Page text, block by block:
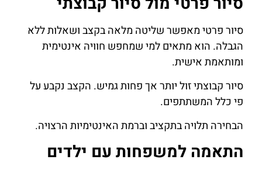
סיור פרטי מאפשר שליטה מלאה בקצב ושאלות ללא
הגבלה. הוא מתאים למי שמחפש חוויה אינטימית
ומותאמת אישית.
סיור קבוצתי זול יותר אך פחות גמיש. הקצב נקבע על
פי כלל המשתתפים.
הבחירה תלויה בתקציב וברמת האינטימיות הרצויה.
התאמה למשפחות עם ילדים